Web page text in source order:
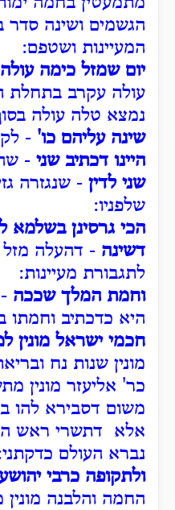
הגשמים ושינה סדר
המעיינות ושטפם:
יום שמזל כימה עולה
עולה עקרב בתחלת
נמצא טלה עולה
שינה עליהם כו' -
היינו דכתיב שני -
שני לדין - שנגזרה
שלפניו:
הכי גרסינן בשלמא
דשינה - דהעלה מזל
לתגבורת מעיינות:
וחמת המלך שככה
היא כדכתיב וחמתו
חכמי ישראל מונין
מונין שנות נח
כר' אליעזר מונין
משום דסבירא להו
אלא דתשרי ראש
נברא העולם
ולתקופה כרבי
החמה והלבנה מונין